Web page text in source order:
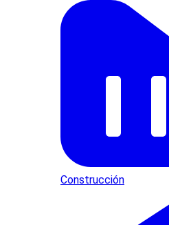
Construcción